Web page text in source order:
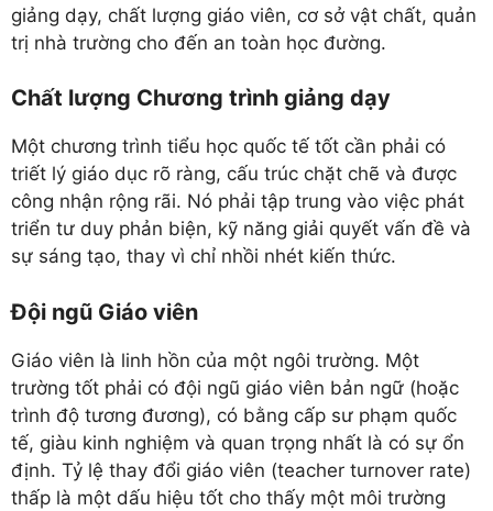
giảng dạy, chất lượng giáo viên, cơ sở vật chất, quản
trị nhà trường cho đến an toàn học đường.
Chất lượng Chương trình giảng dạy
Một chương trình tiểu học quốc tế tốt cần phải có
triết lý giáo dục rõ ràng, cấu trúc chặt chẽ và được
công nhận rộng rãi. Nó phải tập trung vào việc phát
triển tư duy phản biện, kỹ năng giải quyết vấn đề và
sự sáng tạo, thay vì chỉ nhồi nhét kiến thức.
Đội ngũ Giáo viên
Giáo viên là linh hồn của một ngôi trường. Một
trường tốt phải có đội ngũ giáo viên bản ngữ (hoặc
trình độ tương đương), có bằng cấp sư phạm quốc
tế, giàu kinh nghiệm và quan trọng nhất là có sự ổn
định. Tỷ lệ thay đổi giáo viên (teacher turnover rate)
thấp là một dấu hiệu tốt cho thấy một môi trường